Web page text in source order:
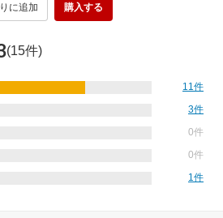
に追加 購入する
(15件)
11件
3件
0件
0件
1件